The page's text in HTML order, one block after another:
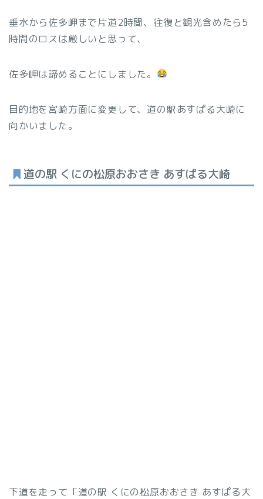
垂水から佐多岬まで片道2時間、往復と観光含めたら5
時間のロスは厳しいと思って、
佐多岬は諦めることにしました。
目的地を宮崎方面に変更して、道の駅あすぱる大崎に
向かいました。
道の駅 くにの松原おおさき あすぱる大崎
下道を走って「道の駅 くにの松原おおさき あすぱる大